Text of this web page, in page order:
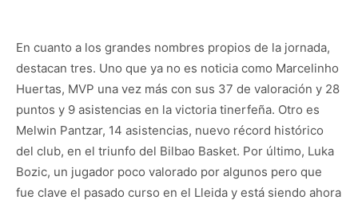
En cuanto a los grandes nombres propios de la jornada,
destacan tres. Uno que ya no es noticia como Marcelinho
Huertas, MVP una vez más con sus 37 de valoración y 28
puntos y 9 asistencias en la victoria tinerfeña. Otro es
Melwin Pantzar, 14 asistencias, nuevo récord histórico
del club, en el triunfo del Bilbao Basket. Por último, Luka
Bozic, un jugador poco valorado por algunos pero que
fue clave el pasado curso en el Lleida y está siendo ahora